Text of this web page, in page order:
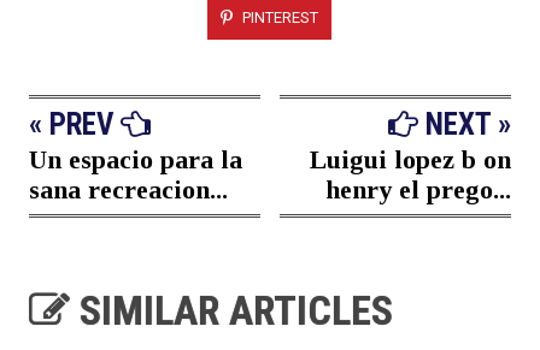
PINTEREST
« PREV
Un espacio para la
sana recreacion...
NEXT »
Luigui lopez b on
henry el prego...
SIMILAR ARTICLES